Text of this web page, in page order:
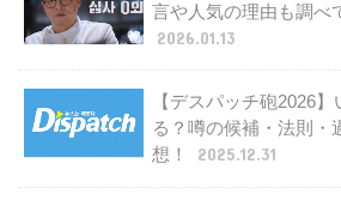
言や人気の理由も調べ
2026.01.13
【デスパッチ砲2026
る？噂の候補・法則・
想！
2025.12.31